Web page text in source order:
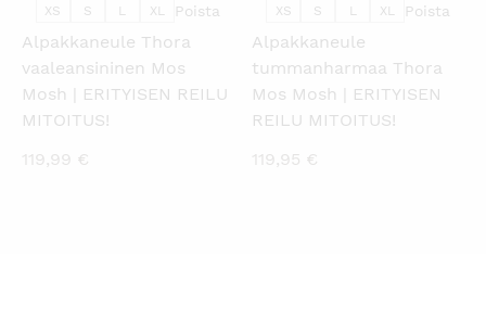
XS S L XL Poista
Alpakkaneule Thora
vaaleansininen Mos
Mosh | ERITYISEN REILU
MITOITUS!
119,99 €
XS S L XL Poista
Alpakkaneule
tummanharmaa Thora
Mos Mosh | ERITYISEN
REILU MITOITUS!
119,95 €